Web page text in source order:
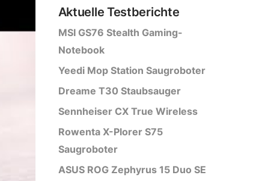
Aktuelle Testberichte
MSI GS76 Stealth Gaming-
Notebook
Yeedi Mop Station Saugroboter
Dreame T30 Staubsauger
Sennheiser CX True Wireless
Rowenta X-Plorer S75
Saugroboter
ASUS ROG Zephyrus 15 Duo SE